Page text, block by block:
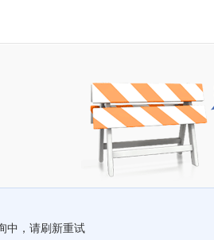
中，请刷新重试